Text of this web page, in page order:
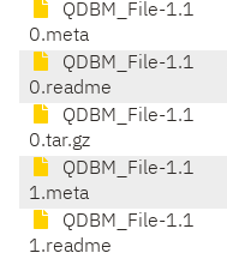
QDBM_File-1.1
0.meta
QDBM_File-1.1
0.readme
QDBM_File-1.1
0.tar.gz
QDBM_File-1.1
1.meta
QDBM_File-1.1
1.readme